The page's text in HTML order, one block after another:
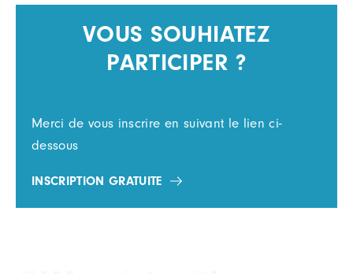
VOUS SOUHIATEZ
PARTICIPER ?
Merci de vous inscrire en suivant le lien ci-
dessous
INSCRIPTION GRATUITE